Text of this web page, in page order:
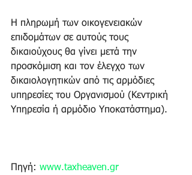
Η πληρωμή των οικογενειακών
επιδομάτων σε αυτούς τους
δικαιούχους θα γίνει μετά την
προσκόμιση και τον έλεγχο των
δικαιολογητικών από τις αρμόδιες
υπηρεσίες του Οργανισμού (Κεντρική
Υπηρεσία ή αρμόδιο Υποκατάστημα).
Πηγή: www.taxheaven.gr